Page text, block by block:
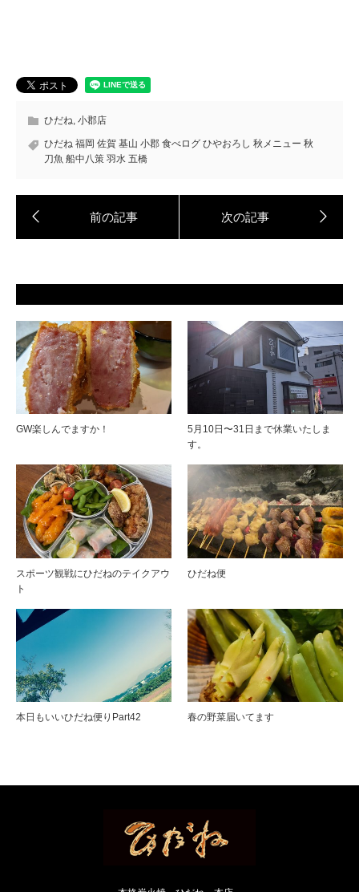
ひだね, 小郡店
ひだね 福岡 佐賀 基山 小郡 食べログ ひやおろし 秋メニュー 秋
刀魚 船中八策 羽水 五橋
GW楽しんでますか！
5月10日〜31日まで休業いたしま
す。
スポーツ観戦にひだねのテイクアウ
ト
ひだね便
本日もいいひだね便りPart42 春の野菜届いてます